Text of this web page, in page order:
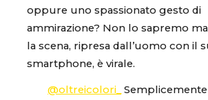
oppure uno spassionato gesto di
ammirazione? Non lo sapremo
la scena, ripresa dall’uomo con il
smartphone, è virale.
@oltreicolori_